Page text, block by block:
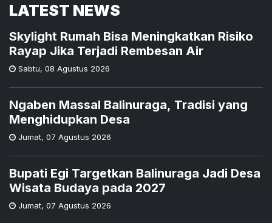
LATEST NEWS
Skylight Rumah Bisa Meningkatkan Risiko
Rayap Jika Terjadi Rembesan Air
Sabtu, 08 Agustus 2026
Ngaben Massal Balinuraga, Tradisi yang
Menghidupkan Desa
Jumat, 07 Agustus 2026
Bupati Egi Targetkan Balinuraga Jadi Desa
Wisata Budaya pada 2027
Jumat, 07 Agustus 2026